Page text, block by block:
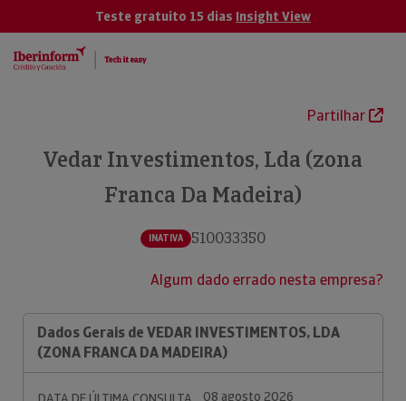
Teste gratuito 15 dias Insight View
Partilhar
Vedar Investimentos, Lda (zona
Franca Da Madeira)
INATIVA 510033350
Algum dado errado nesta empresa?
Dados Gerais de VEDAR INVESTIMENTOS, LDA
(ZONA FRANCA DA MADEIRA)
08 agosto 2026